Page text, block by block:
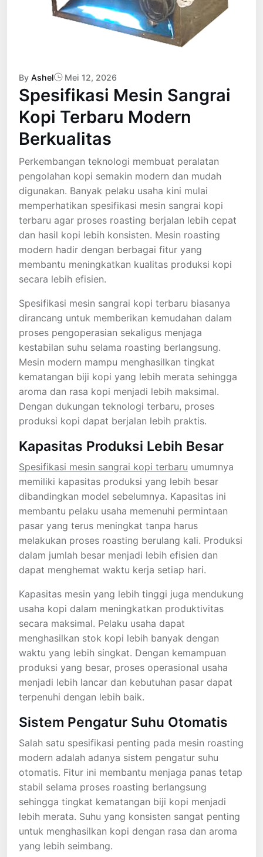
By Ashel Mei 12, 2026
Spesifikasi Mesin Sangrai
Kopi Terbaru Modern
Berkualitas
Perkembangan teknologi membuat peralatan
pengolahan kopi semakin modern dan mudah
digunakan. Banyak pelaku usaha kini mulai
memperhatikan spesifikasi mesin sangrai kopi
terbaru agar proses roasting berjalan lebih cepat
dan hasil kopi lebih konsisten. Mesin roasting
modern hadir dengan berbagai fitur yang
membantu meningkatkan kualitas produksi kopi
secara lebih efisien.
Spesifikasi mesin sangrai kopi terbaru biasanya
dirancang untuk memberikan kemudahan dalam
proses pengoperasian sekaligus menjaga
kestabilan suhu selama roasting berlangsung.
Mesin modern mampu menghasilkan tingkat
kematangan biji kopi yang lebih merata sehingga
aroma dan rasa kopi menjadi lebih maksimal.
Dengan dukungan teknologi terbaru, proses
produksi kopi dapat berjalan lebih praktis.
Kapasitas Produksi Lebih Besar
Spesifikasi mesin sangrai kopi terbaru umumnya
memiliki kapasitas produksi yang lebih besar
dibandingkan model sebelumnya. Kapasitas ini
membantu pelaku usaha memenuhi permintaan
pasar yang terus meningkat tanpa harus
melakukan proses roasting berulang kali. Produksi
dalam jumlah besar menjadi lebih efisien dan
dapat menghemat waktu kerja setiap hari.
Kapasitas mesin yang lebih tinggi juga mendukung
usaha kopi dalam meningkatkan produktivitas
secara maksimal. Pelaku usaha dapat
menghasilkan stok kopi lebih banyak dengan
waktu yang lebih singkat. Dengan kemampuan
produksi yang besar, proses operasional usaha
menjadi lebih lancar dan kebutuhan pasar dapat
terpenuhi dengan lebih baik.
Sistem Pengatur Suhu Otomatis
Salah satu spesifikasi penting pada mesin roasting
modern adalah adanya sistem pengatur suhu
otomatis. Fitur ini membantu menjaga panas tetap
stabil selama proses roasting berlangsung
sehingga tingkat kematangan biji kopi menjadi
lebih merata. Suhu yang konsisten sangat penting
untuk menghasilkan kopi dengan rasa dan aroma
yang lebih seimbang.